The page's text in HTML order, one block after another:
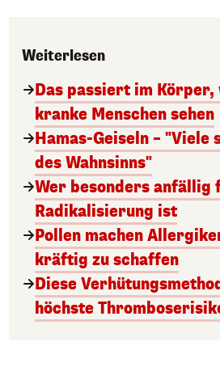
Weiterlesen
Das passiert im
kranke Menschen sehen
Hamas-Geiseln – "Viele
des Wahnsinns"
Wer besonders anfällig
Radikalisierung ist
Pollen machen
kräftig zu schaffen
Diese
höchste